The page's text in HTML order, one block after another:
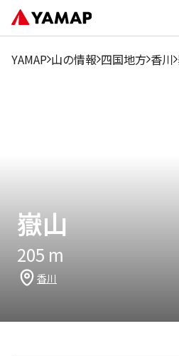
YAMAP 山の情報 四国地方 香川
嶽山
205 m
香川
1月 2月